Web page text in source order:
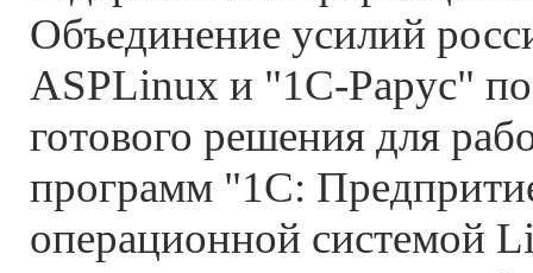
Объединение усилий
ASPLinux и "1С-Рарус"
готового решения для
программ "1С:
операционной системой